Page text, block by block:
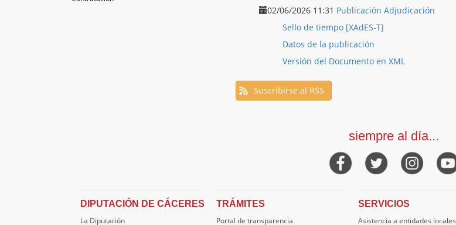
02/06/2026 11:31 Publicación Adjudicación
Sello de tiempo [XAdES-T]
Datos de la publicación
Versión del Documento en XML
Suscribirse al RSS
siempre al día...
DIPUTACIÓN DE CÁCERES
La Diputación
TRÁMITES
Portal de transparencia
SERVICIOS
Asistencia a entidades locales